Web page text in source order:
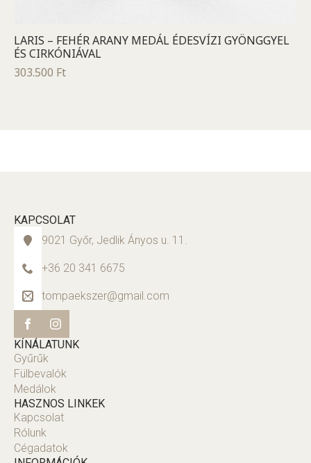
LARIS – FEHÉR ARANY MEDÁL ÉDESVÍZI GYÖNGGYEL
ÉS CIRKÓNIÁVAL
303.500 Ft
KAPCSOLAT
9021 Győr, Jedlik Ányos u. 11.
+36 20 341 6675
tompaekszer@gmail.com
KÍNÁLATUNK
Gyűrűk
Fülbevalók
Medálok
HASZNOS LINKEK
Kapcsolat
Rólunk
Cégadatok